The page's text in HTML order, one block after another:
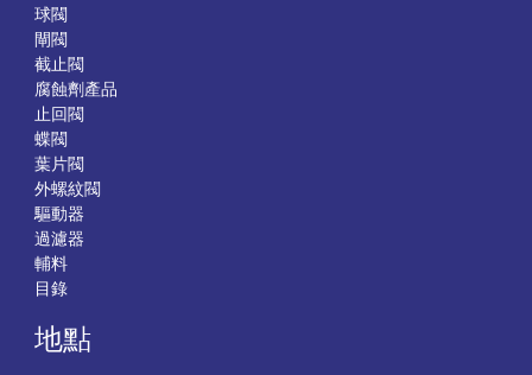
球閥
閘閥
截止閥
腐蝕劑產品
止回閥
蝶閥
葉片閥
外螺紋閥
驅動器
過濾器
輔料
目錄
地點